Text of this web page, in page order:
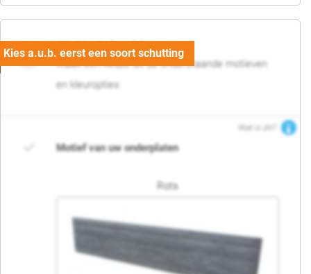
02. Motief en kleur
Maak een keuze uit de onderstaande motieven
en kleuropties
Wat is dit?
Motief van uw onderplaten
Rots